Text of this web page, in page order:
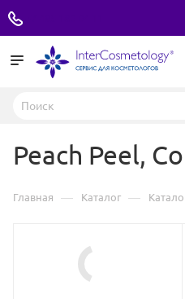
Peach Peel,
Главная — Каталог —